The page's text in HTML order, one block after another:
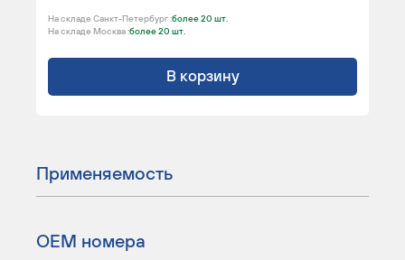
На складе Санкт-Петербург :более 20 шт.
На складе Москва :более 20 шт.
В корзину
Применяемость
ОЕМ номера